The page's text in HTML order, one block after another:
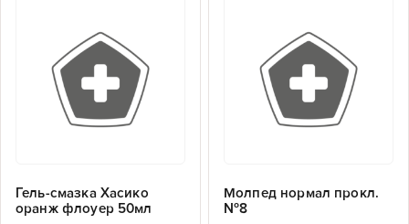
Гель-смазка Хасико
оранж флоуер 50мл
Молпед нормал прокл.
№8